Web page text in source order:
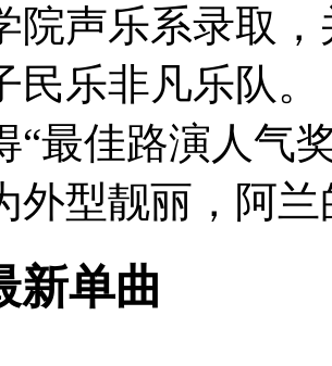
院声乐系录取
民乐非凡乐队
“最佳路演人气
外型靓丽，阿
新单曲